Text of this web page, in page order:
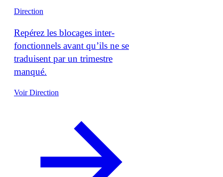
Direction
Repérez les blocages inter-
fonctionnels avant qu’ils ne se
traduisent par un trimestre
manqué.
Voir Direction